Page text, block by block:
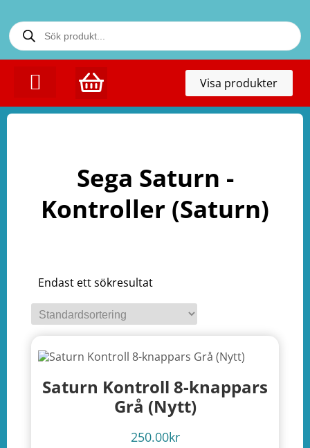
Visa produkter
Sega Saturn -
Kontroller (Saturn)
Endast ett sökresultat
Saturn Kontroll 8-knappars
Grå (Nytt)
250.00kr